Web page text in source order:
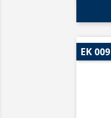
EK 009